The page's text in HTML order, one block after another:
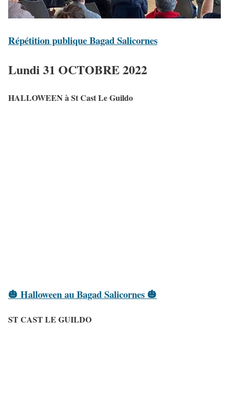
Répétition publique Bagad Salicornes
Lundi 31 OCTOBRE 2022
HALLOWEEN à St Cast Le Guildo
🎃 Halloween au Bagad Salicornes 🎃
ST CAST LE GUILDO